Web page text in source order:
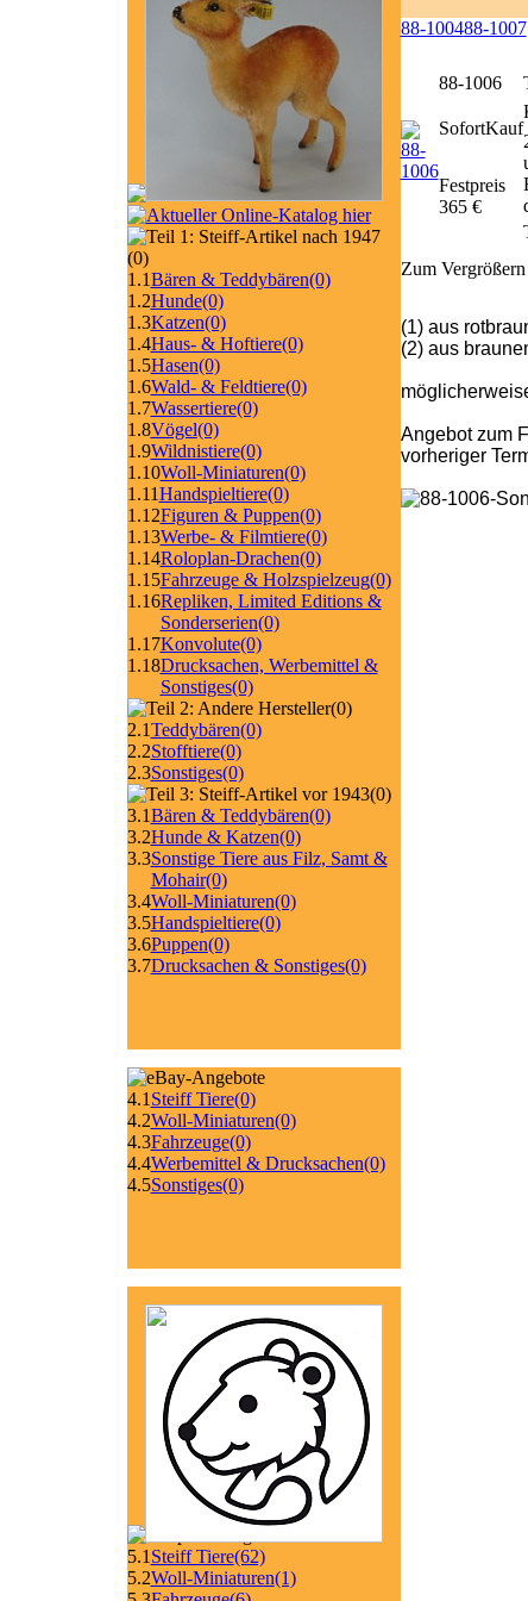
(0)
1.1Bären & Teddybären(0)
1.2Hunde(0)
1.3Katzen(0)
1.4Haus- & Hoftiere(0)
1.5Hasen(0)
1.6Wald- & Feldtiere(0)
1.7Wassertiere(0)
1.8Vögel(0)
1.9Wildnistiere(0)
1.10Woll-Miniaturen(0)
1.11Handspieltiere(0)
1.12Figuren & Puppen(0)
1.13Werbe- & Filmtiere(0)
1.14Roloplan-Drachen(0)
1.15Fahrzeuge & Holzspielzeug(0)
1.16Repliken, Limited Editions &
Sonderserien(0)
1.17Konvolute(0)
1.18Drucksachen, Werbemittel &
Sonstiges(0)
(0)
2.1Teddybären(0)
2.2Stofftiere(0)
2.3Sonstiges(0)
(0)
3.1Bären & Teddybären(0)
3.2Hunde & Katzen(0)
3.3Sonstige Tiere aus Filz, Samt &
Mohair(0)
3.4Woll-Miniaturen(0)
3.5Handspieltiere(0)
3.6Puppen(0)
3.7Drucksachen & Sonstiges(0)
4.1 Steiff Tiere(0)
4.2Woll-Miniaturen(0)
4.3Fahrzeuge(0)
4.4Werbemittel & Drucksachen(0)
4.5Sonstiges(0)
5.1 Steiff Tiere(62)
5.2Woll-Miniaturen(1)
88-100488-1007
88-1006
SofortKauf
Festpreis
365 €
Zum
(1) aus
(2) aus
Angebot zum
vorheriger